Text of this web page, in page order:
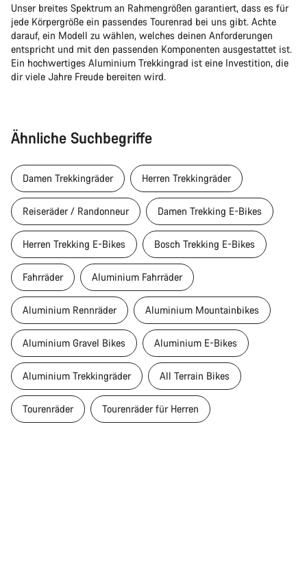
Unser breites Spektrum an Rahmengrößen garantiert, dass es für
jede Körpergröße ein passendes Tourenrad bei uns gibt. Achte
darauf, ein Modell zu wählen, welches deinen Anforderungen
entspricht und mit den passenden Komponenten ausgestattet ist.
Ein hochwertiges Aluminium Trekkingrad ist eine Investition, die
dir viele Jahre Freude bereiten wird.
Ähnliche Suchbegriffe
Damen Trekkingräder Herren Trekkingräder
Reiseräder / Randonneur Damen Trekking E-Bikes
Herren Trekking E-Bikes Bosch Trekking E-Bikes
Fahrräder Aluminium Fahrräder
Aluminium Rennräder Aluminium Mountainbikes
Aluminium Gravel Bikes Aluminium E-Bikes
Aluminium Trekkingräder All Terrain Bikes
Tourenräder Tourenräder für Herren